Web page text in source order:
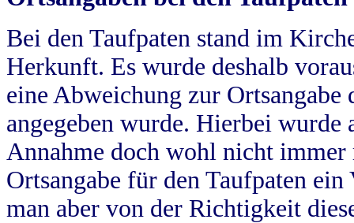
Bei den Taufpaten stand im
Herkunft. Es wurde deshalb
eine Abweichung zur
angegeben wurde. Hierbei wurde
Annahme doch wohl nicht
Ortsangabe für den Taufpaten
man aber von der Richtigkeit